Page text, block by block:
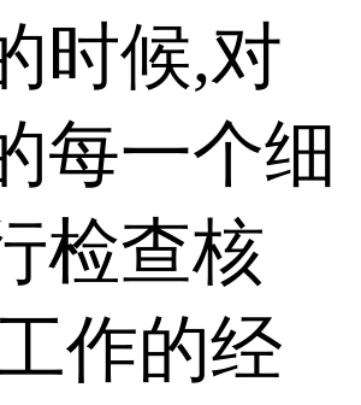
时候,对
每一个细
检查核
作的经